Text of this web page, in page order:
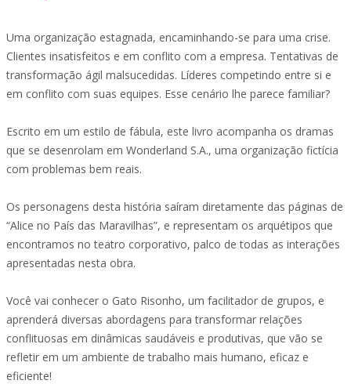
Uma organização estagnada, encaminhando-se para uma crise.
Clientes insatisfeitos e em conflito com a empresa. Tentativas de
transformação ágil malsucedidas. Líderes competindo entre si e
em conflito com suas equipes. Esse cenário lhe parece familiar?
Escrito em um estilo de fábula, este livro acompanha os dramas
que se desenrolam em Wonderland S.A., uma organização fictícia
com problemas bem reais.
Os personagens desta história saíram diretamente das páginas de
“Alice no País das Maravilhas”, e representam os arquétipos que
encontramos no teatro corporativo, palco de todas as interações
apresentadas nesta obra.
Você vai conhecer o Gato Risonho, um facilitador de grupos, e
aprenderá diversas abordagens para transformar relações
conflituosas em dinâmicas saudáveis e produtivas, que vão se
refletir em um ambiente de trabalho mais humano, eficaz e
eficiente!